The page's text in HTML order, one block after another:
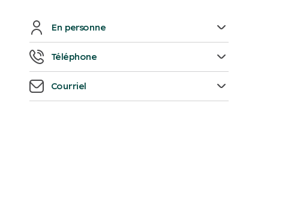
En personne
735, boulevard des Bois-Francs Sud
Victoriaville, G6P 5W3
Téléphone
819-751-4636
Courriel